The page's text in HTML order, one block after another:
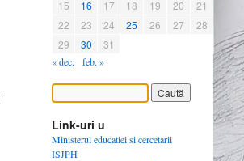
15
16 17 18 19 20
21
22
23 24 25 26 27
28
29
30 31
« dec. feb. »
Link-uri u
Ministerul educatiei si cercetarii
ISJPH